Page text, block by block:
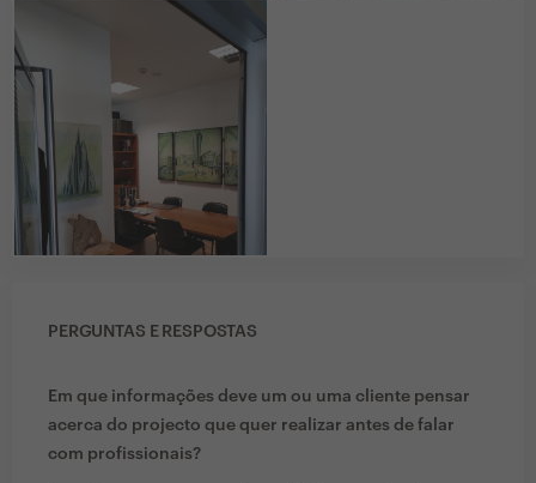
PERGUNTAS E RESPOSTAS
Em que informações deve um ou uma cliente pensar
acerca do projecto que quer realizar antes de falar
com profissionais?